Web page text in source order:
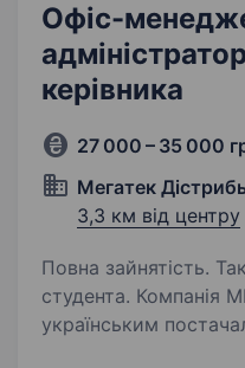
Офіс-
керівника
27 000 – 35 000
Мегатек
3,3 км від центру
Повна зайнятість.
студента. Компанія MEGATECH є сучасним
українським